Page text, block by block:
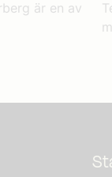
är en av